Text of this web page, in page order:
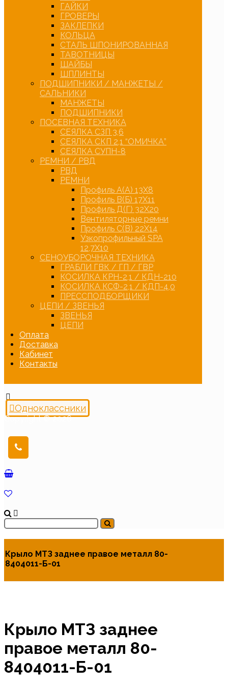
ГАЙКИ
ГРОВЕРЫ
ЗАКЛЕПКИ
КОЛЬЦА
СТАЛЬ ШПОНИРОВАННАЯ
ТАВОТНИЦЫ
ШАЙБЫ
ШПЛИНТЫ
ПОДШИПНИКИ / МАНЖЕТЫ /
САЛЬНИКИ
МАНЖЕТЫ
ПОДШИПНИКИ
ПОСЕВНАЯ ТЕХНИКА
СЕЯЛКА СЗП 3,6
СЕЯЛКА СКП 2,1 “ОМИЧКА”
СЕЯЛКА СУПН-8
РЕМНИ / РВД
РВД
РЕМНИ
Профиль А(А) 13Х8
Профиль В(Б) 17Х11
Профиль Д(Г) 32Х20
Вентиляторные ремни
Профиль С(В) 22Х14
Узкопрофильный SPA
12,7Х10
СЕНОУБОРОЧНАЯ ТЕХНИКА
ГРАБЛИ ГВК / ГП / ГВР
КОСИЛКА КРН-2,1 / КДН-210
КОСИЛКА КСФ-2,1 / КДП-4,0
ПРЕССПОДБОРЩИКИ
ЦЕПИ / ЗВЕНЬЯ
ЗВЕНЬЯ
ЦЕПИ
Оплата
Доставка
Кабинет
Контакты
Одноклассники
Copyright © 2026
Крыло МТЗ заднее правое металл 80-
8404011-Б-01
Крыло МТЗ заднее
правое металл 80-
8404011-Б-01